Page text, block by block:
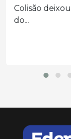
Projeto em
psicossocial,...